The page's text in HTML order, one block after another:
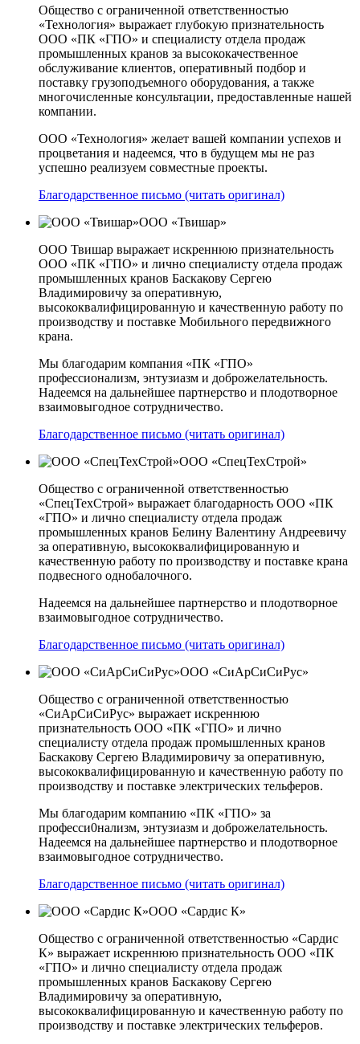
Общество с ограниченной ответственностью
«Технология» выражает глубокую признательность
ООО «ПК «ГПО» и специалисту отдела продаж
промышленных кранов за высококачественное
обслуживание клиентов, оперативный подбор и
поставку грузоподъемного оборудования, а также
многочисленные консультации, предоставленные нашей
компании.
ООО «Технология» желает вашей компании успехов и
процветания и надеемся, что в будущем мы не раз
успешно реализуем совместные проекты.
Благодарственное письмо (читать оригинал)
ООО «Твишар»
ООО Твишар выражает искреннюю признательность
ООО «ПК «ГПО» и лично специалисту отдела продаж
промышленных кранов Баскакову Сергею
Владимировичу за оперативную,
высококвалифицированную и качественную работу по
производству и поставке Мобильного передвижного
крана.
Мы благодарим компания «ПК «ГПО»
профессионализм, энтузиазм и доброжелательность.
Надеемся на дальнейшее партнерство и плодотворное
взаимовыгодное сотрудничество.
Благодарственное письмо (читать оригинал)
ООО «СпецТехСтрой»
Общество с ограниченной ответственностью
«СпецТехСтрой» выражает благодарность ООО «ПК
«ГПО» и лично специалисту отдела продаж
промышленных кранов Белину Валентину Андреевичу
за оперативную, высококвалифицированную и
качественную работу по производству и поставке крана
подвесного однобалочного.
Надеемся на дальнейшее партнерство и плодотворное
взаимовыгодное сотрудничество.
Благодарственное письмо (читать оригинал)
ООО «СиАрСиСиРус»
Общество с ограниченной ответственностью
«СиАрСиСиРус» выражает искреннюю
признательность ООО «ПК «ГПО» и лично
специалисту отдела продаж промышленных кранов
Баскакову Сергею Владимировичу за оперативную,
высококвалифицированную и качественную работу по
производству и поставке электрических тельферов.
Мы благодарим компанию «ПК «ГПО» за
професси0нализм, энтузиазм и доброжелательность.
Надеемся на дальнейшее партнерство и плодотворное
взаимовыгодное сотрудничество.
Благодарственное письмо (читать оригинал)
ООО «Сардис К»
Общество с ограниченной ответственностью «Сардис
К» выражает искреннюю признательность ООО «ПК
«ГПО» и лично специалисту отдела продаж
промышленных кранов Баскакову Сергею
Владимировичу за оперативную,
высококвалифицированную и качественную работу по
производству и поставке электрических тельферов.